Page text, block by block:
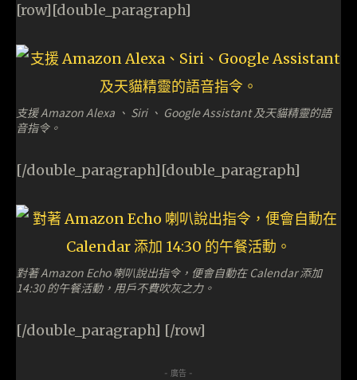
[row][double_paragraph]
支援 Amazon Alexa 、 Siri 、 Google Assistant 及天貓精靈的語
音指令。
[/double_paragraph][double_paragraph]
對著 Amazon Echo 喇叭說出指令，便會自動在 Calendar 添加
14:30 的午餐活動，用戶不費吹灰之力。
[/double_paragraph] [/row]
- 廣告 -